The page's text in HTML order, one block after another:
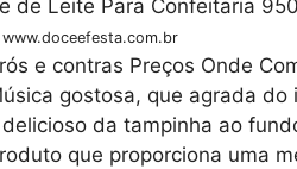
www.doceefesta.com.br
e contras Preços Onde
gostosa, que agrada
da tampinha ao
que proporciona uma